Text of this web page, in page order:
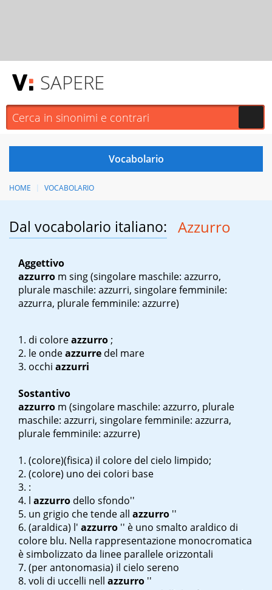
SAPERE
HOME VOCABOLARIO
Dal vocabolario italiano: Azzurro
Aggettivo
azzurro m sing(singolare maschile: azzurro,
plurale maschile: azzurri, singolare femminile:
azzurra, plurale femminile: azzurre)
di coloreazzurro ;
le ondeazzurre del mare
occhi azzurri
Sostantivo
azzurro m (singolare maschile: azzurro, plurale
maschile: azzurri, singolare femminile: azzurra,
plurale femminile: azzurre)
(colore)(fisica) il colore del cielo limpido;
(colore) uno dei colori base
:
l azzurro dello sfondo''
un grigio che tende all azzurro ''
(araldica) l' azzurro '' è uno smalto araldico di
colore blu. Nella rappresentazione monocromatica
è simbolizzato da linee parallele orizzontali
(per antonomasia) il cielo sereno
voli di uccelli nell azzurro ''